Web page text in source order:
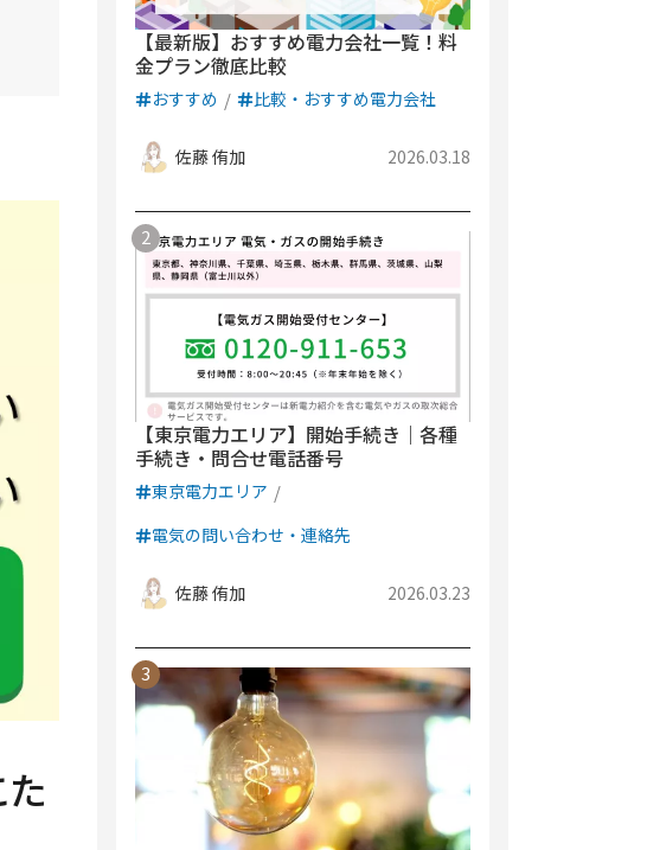
【最新版】おすすめ電力会社一覧！料
金プラン徹底比較
おすすめ 比較・おすすめ電力会社
佐藤 侑加 2026.03.18
【東京電力エリア】開始手続き｜各種
手続き・問合せ電話番号
東京電力エリア
電気の問い合わせ・連絡先
佐藤 侑加 2026.03.23